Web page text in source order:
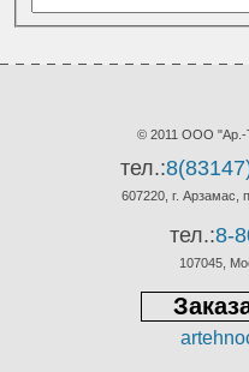
© 2011 ООО "Ар.-
тел.:
607220, г. Арзамас,
тел.:8-
107045,